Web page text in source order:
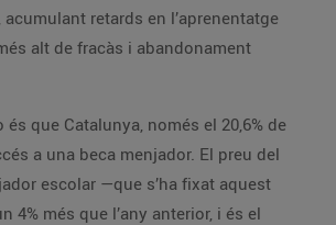
retards en l’aprenentatge
alt de fracàs i abandonament
és que Catalunya, només el 20,6% de
a una beca menjador. El preu del
escolar —que s’ha fixat aquest
4% més que l’any anterior, i és el